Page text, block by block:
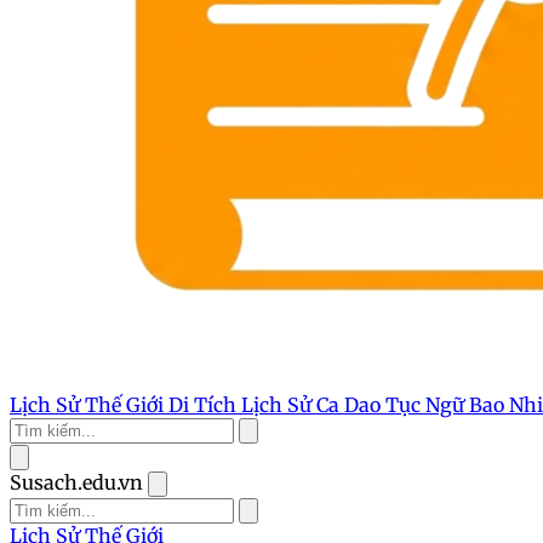
Lịch Sử Thế Giới Di Tích Lịch SửCa Dao Tục NgữBao
Susach.edu.vn
Lịch Sử Thế Giới